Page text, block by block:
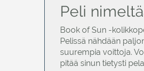
Peli
Book of Sun -
Pelissä nähdään
suurempia voittoja.
pitää sinun tietysti